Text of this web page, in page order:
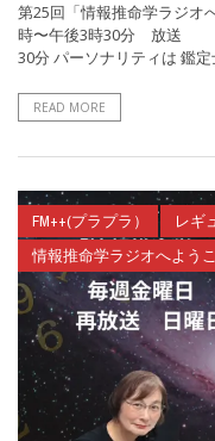
第25回「情報推命学ラジ
時〜午後3時30分 放送
30分 パーソナリティは 鑑
READ MORE
FM++(プラプラ）
レギ
情報推命学ラジオへよう